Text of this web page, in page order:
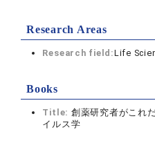
Research Areas
Research field:Life
Books
Title: 創薬研究者がこれ
イルス学